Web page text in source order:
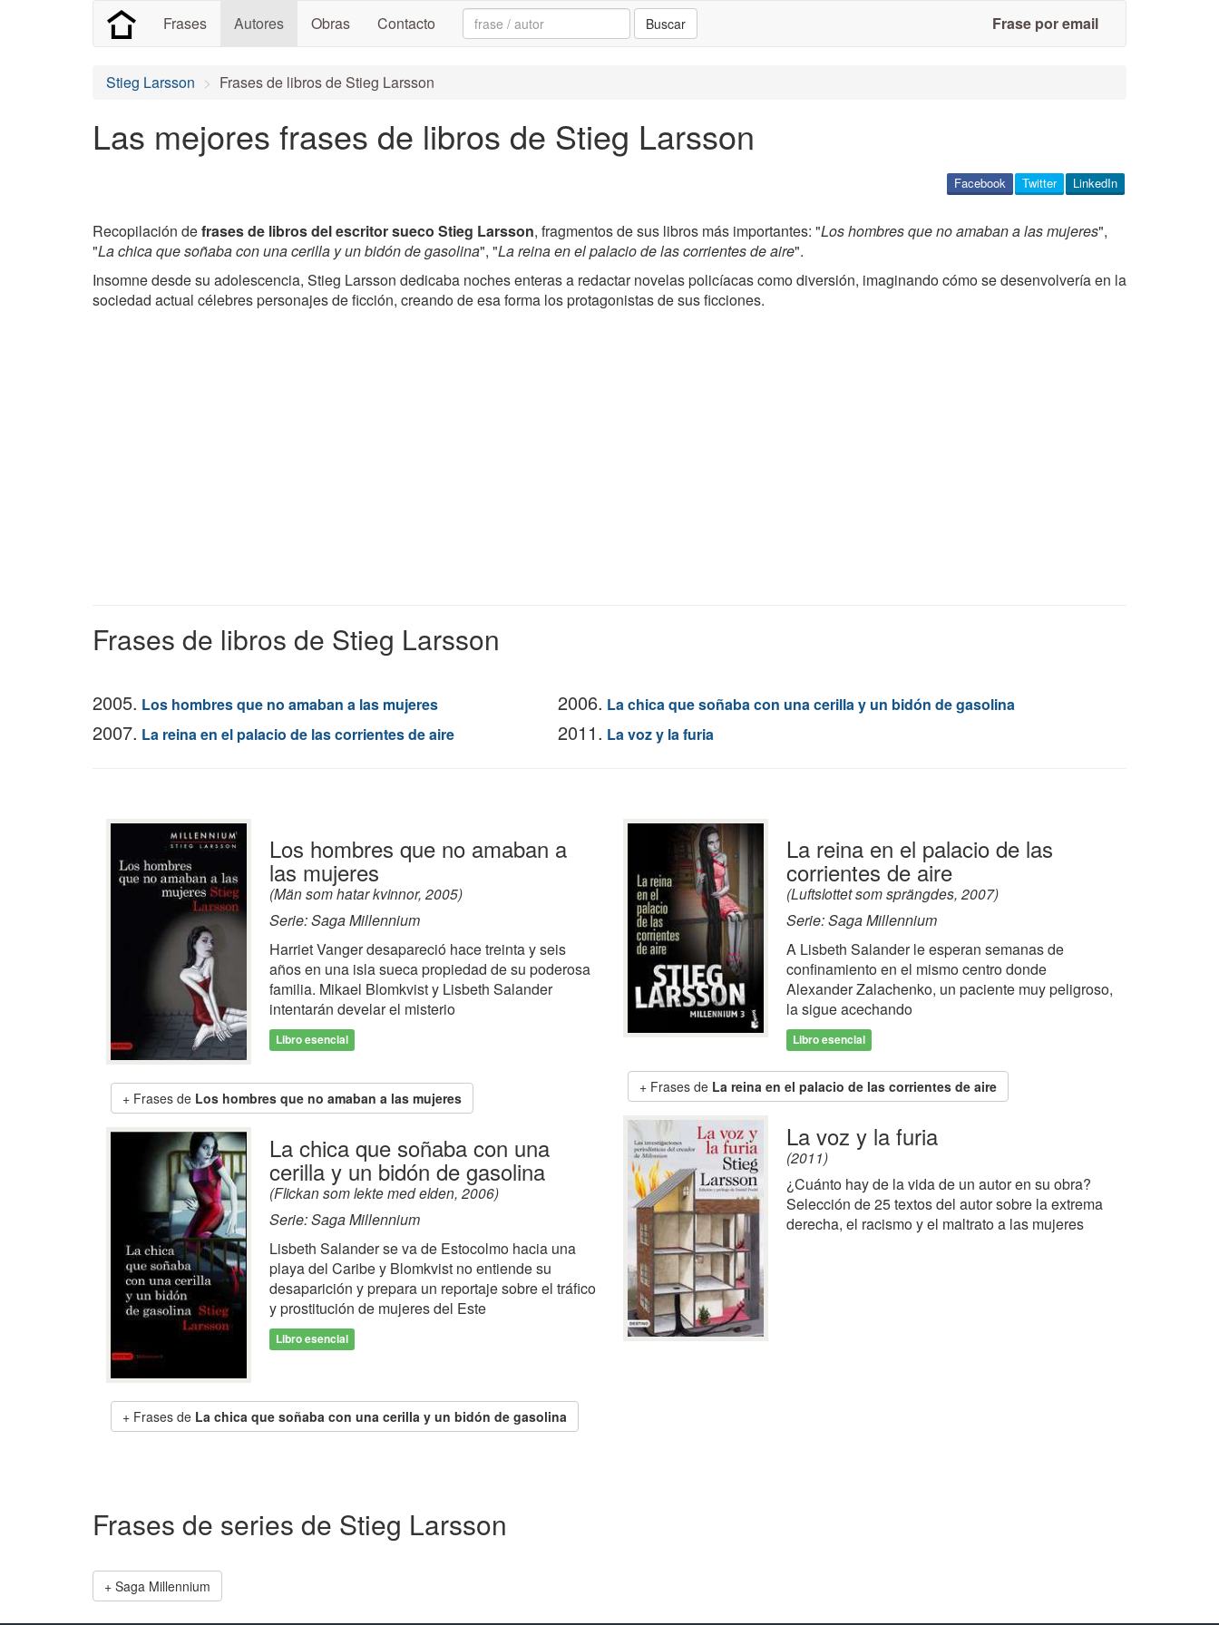
Frases Autores Obras Contacto Search: Buscar Frase por email
Stieg Larsson Frases de libros de Stieg Larsson
Las mejores frases de libros de Stieg Larsson
LinkedIn
Twitter
Facebook
Recopilación defrases de libros del escritor sueco Stieg Larsson, fragmentos de sus libros más importantes: "Los hombres que no amaban a las mujeres",
"La chica que soñaba con una cerilla y un bidón de gasolina", "La reina en el palacio de las corrientes de aire".
Insomne desde su adolescencia, Stieg Larsson dedicaba noches enteras a redactar novelas policíacas como diversión, imaginando cómo se desenvolvería en la
sociedad actual célebres personajes de ficción, creando de esa forma los protagonistas de sus ficciones.
Frases de libros de Stieg Larsson
2005. Los hombres que no amaban a las mujeres 2006. La chica que soñaba con una cerilla y un bidón de gasolina
2007. La reina en el palacio de las corrientes de aire 2011. La voz y la furia
Los hombres que no amaban a
las mujeres
(Män som hatar kvinnor, 2005)
Serie: Saga Millennium
Harriet Vanger desapareció hace treinta y seis
años en una isla sueca propiedad de su poderosa
familia. Mikael Blomkvist y Lisbeth Salander
intentarán develar el misterio
Libro esencial
Frases de Los hombres que no amaban a las mujeres
La chica que soñaba con una
cerilla y un bidón de gasolina
(Flickan som lekte med elden, 2006)
Serie: Saga Millennium
Lisbeth Salander se va de Estocolmo hacia una
playa del Caribe y Blomkvist no entiende su
desaparición y prepara un reportaje sobre el tráfico
y prostitución de mujeres del Este
Libro esencial
Frases de La chica que soñaba con una cerilla y un bidón de gasolina
La reina en el palacio de las
corrientes de aire
(Luftslottet som sprängdes, 2007)
Serie: Saga Millennium
A Lisbeth Salander le esperan semanas de
confinamiento en el mismo centro donde
Alexander Zalachenko, un paciente muy peligroso,
la sigue acechando
Libro esencial
Frases de La reina en el palacio de las corrientes de aire
La voz y la furia
(2011)
¿Cuánto hay de la vida de un autor en su obra?
Selección de 25 textos del autor sobre la extrema
derecha, el racismo y el maltrato a las mujeres
Frases de series de Stieg Larsson
Saga Millennium